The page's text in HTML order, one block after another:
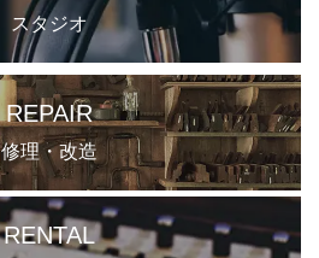
スタジオ
REPAIR
修理・改造
RENTAL